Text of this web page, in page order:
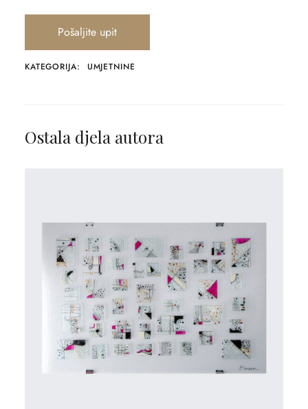
Pošaljite upit
KATEGORIJA: UMJETNINE
Ostala djela autora